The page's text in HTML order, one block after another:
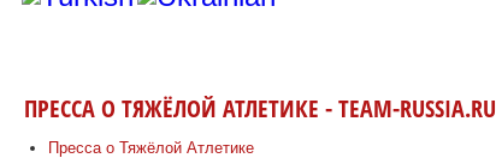
ПРЕССА О ТЯЖЁЛОЙ АТЛЕТИКЕ - TEAM-RUSSIA.RU
Пресса о Тяжёлой Атлетике